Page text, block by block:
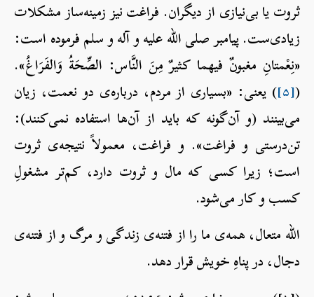
ثروت یا بی‌نیازی از دیگران. فراغت نیز زمینه‌ساز مشکلات
زیادی‌ست. پیامبر صلی الله علیه و آله و سلم فرموده است:
«نِعْمتانِ مغبونٌ فيهما كثيرٌ مِنَ النَّاس: الصِّحَةُ وَالفَرَاغُ».
([۵] ) یعنی: «بسیاری از مردم، درباره‌ی دو نعمت، زیان
می‌بینند (و آن‌گونه که باید از آن‌ها استفاده نمی‌کنند):
تن‌درستی و فراغت». و فراغت، معمولاً نتیجه‌ی ثروت
است؛ زیرا کسی که مال و ثروت دارد، کم‌تر مشغولِ
کسب و کار می‌شود.
الله متعال، همه‌ی ما را از فتنه‌ی زندگی و مرگ و از فتنه‌ی
دجال، در پناهِ خویش قرار دهد.